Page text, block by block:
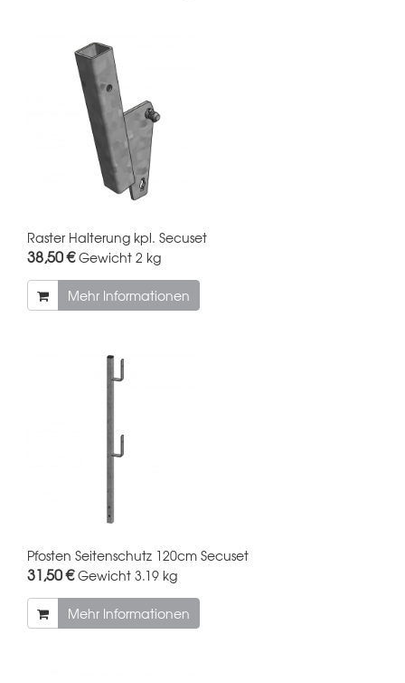
Raster Halterung kpl. Secuset
38,50 €Gewicht 2 kg
Mehr Informationen
Pfosten Seitenschutz 120cm Secuset
31,50 €Gewicht 3.19 kg
Mehr Informationen